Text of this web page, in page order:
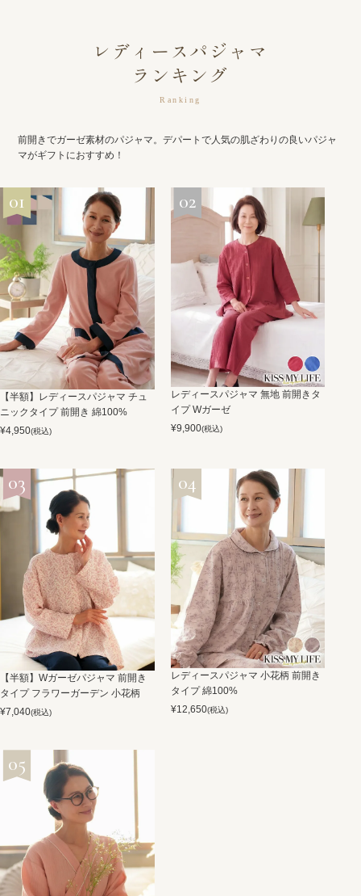
レディースパジャマ
ランキング
Ranking
前開きでガーゼ素材のパジャマ。デパートで人気の肌ざわりの良いパジャ
マがギフトにおすすめ！
【半額】レディースパジャマ チュ
ニックタイプ 前開き 綿100%
¥4,950(税込)
レディースパジャマ 無地 前開きタ
イプ Wガーゼ
¥9,900(税込)
【半額】Wガーゼパジャマ 前開き
タイプ フラワーガーデン 小花柄
¥7,040(税込)
レディースパジャマ 小花柄 前開き
タイプ 綿100%
¥12,650(税込)